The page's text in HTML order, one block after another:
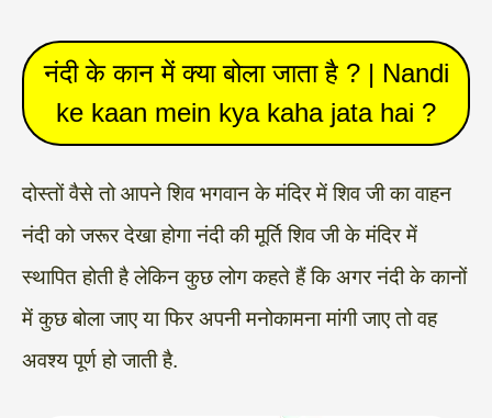
नंदी के कान में क्या बोला जाता है ? | Nandi
ke kaan mein kya kaha jata hai ?
दोस्तों वैसे तो आपने शिव भगवान के मंदिर में शिव जी का वाहन
नंदी को जरूर देखा होगा नंदी की मूर्ति शिव जी के मंदिर में
स्थापित होती है लेकिन कुछ लोग कहते हैं कि अगर नंदी के कानों
में कुछ बोला जाए या फिर अपनी मनोकामना मांगी जाए तो वह
अवश्य पूर्ण हो जाती है.